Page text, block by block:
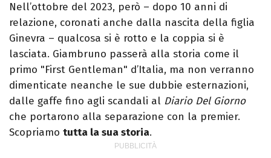
Nell’ottobre del 2023, però – dopo 10 anni di
relazione, coronati anche dalla nascita della figlia
Ginevra – qualcosa si è rotto e la coppia si è
lasciata. Giambruno passerà alla storia come il
primo "First Gentleman" d’Italia, ma non verranno
dimenticate neanche le sue dubbie esternazioni,
dalle gaffe fino agli scandali al Diario Del Giorno
che portarono alla separazione con la premier.
Scopriamo tutta la sua storia.